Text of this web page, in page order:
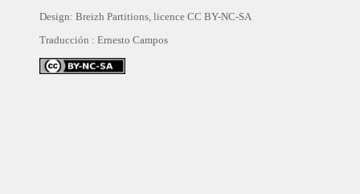
Design: Breizh Partitions, licence CC BY-NC-SA
Traducción : Ernesto Campos